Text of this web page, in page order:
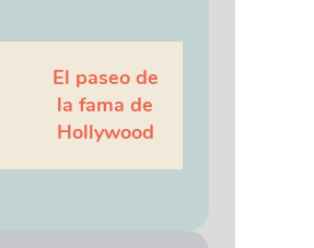
El paseo de
la fama de
Hollywood